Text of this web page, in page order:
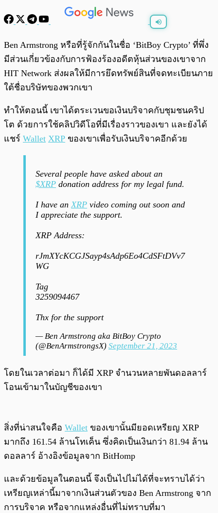
0:00
Ben Armstrong หรือที่รู้จักกันในชื่อ ‘BitBoy Crypto’ ที่พึ่ง
มีส่วนเกี่ยวข้องกับการฟ้องร้องอดีตหุ้นส่วนของเขาจาก
HIT Network ส่งผลให้มีการยึดทรัพย์สินที่จดทะเบียนภาย
ใต้ชื่อบริษัทของพวกเขา
ทำให้ตอนนี้ เขาได้ตระเวนขอเงินบริจาคกับชุมชนคริป
โต ด้วยการใช้คลิปวิดีโอที่มีเรื่องราวของเขา และยังได้
แชร์ Wallet XRP ของเขาเพื่อรับเงินบริจาคอีกด้วย
Several people have asked about an
$XRP donation address for my legal fund.
I have anXRP video coming out soon and
I appreciate the support.
XRP Address:
rJmXYcKCGJSayp4sAdp6Eo4CdSFtDVv7
WG
Tag
3259094467
Thx for the support
— Ben Armstrong aka BitBoy Crypto
(@BenArmstrongsX) September 21, 2023
โดยในเวลาต่อมา ก็ได้มี XRP จำนวนหลายพันดอลลาร์
โอนเข้ามาในบัญชีของเขา
สิ่งที่น่าสนใจคือ Wallet ของเขานั้นมียอดเหรียญ XRP
มากถึง 161.54 ล้านโทเค็น ซึ่งคิดเป็นเงินกว่า 81.94 ล้าน
ดอลลาร์ อ้างอิงข้อมูลจาก BitHomp
และด้วยข้อมูลในตอนนี้ จึงเป็นไปไม่ได้ที่จะทราบได้ว่า
เหรียญเหล่านี้มาจากเงินส่วนตัวของ Ben Armstrong จาก
การบริจาค หรือจากแหล่งอื่นที่ไม่ทราบที่มา